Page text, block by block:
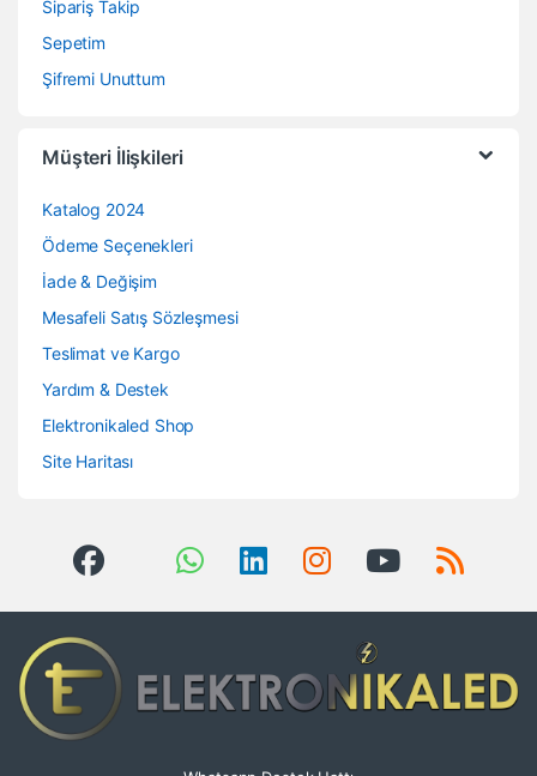
Sipariş Takip
Sepetim
Şifremi Unuttum
Müşteri İlişkileri
Katalog 2024
Ödeme Seçenekleri
İade & Değişim
Mesafeli Satış Sözleşmesi
Teslimat ve Kargo
Yardım & Destek
Elektronikaled Shop
Site Haritası